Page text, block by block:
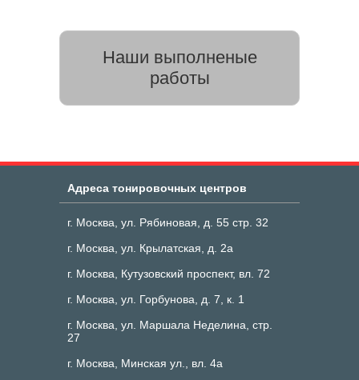
Наши выполненые
работы
Адреса тонировочных центров
г. Москва, ул. Рябиновая, д. 55 стр. 32
г. Москва, ул. Крылатская, д. 2а
г. Москва, Кутузовский проспект, вл. 72
г. Москва, ул. Горбунова, д. 7, к. 1
г. Москва, ул. Маршала Неделина, стр.
27
г. Москва, Минская ул., вл. 4а